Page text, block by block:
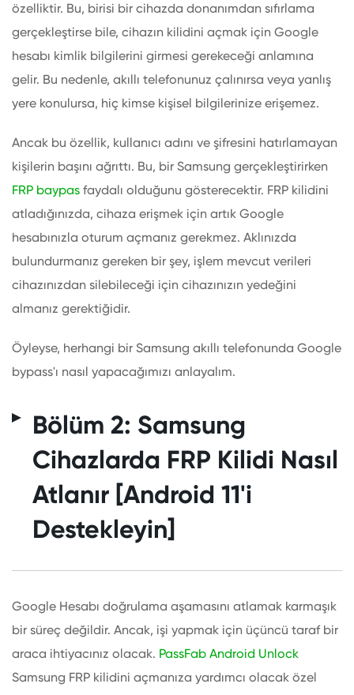
özelliktir. Bu, birisi bir cihazda donanımdan sıfırlama
gerçekleştirse bile, cihazın kilidini açmak için Google
hesabı kimlik bilgilerini girmesi gerekeceği anlamına
gelir. Bu nedenle, akıllı telefonunuz çalınırsa veya yanlış
yere konulursa, hiç kimse kişisel bilgilerinize erişemez.
Ancak bu özellik, kullanıcı adını ve şifresini hatırlamayan
kişilerin başını ağrıttı. Bu, bir Samsung gerçekleştirirken
FRP baypas faydalı olduğunu gösterecektir. FRP kilidini
atladığınızda, cihaza erişmek için artık Google
hesabınızla oturum açmanız gerekmez. Aklınızda
bulundurmanız gereken bir şey, işlem mevcut verileri
cihazınızdan silebileceği için cihazınızın yedeğini
almanız gerektiğidir.
Öyleyse, herhangi bir Samsung akıllı telefonunda Google
bypass'ı nasıl yapacağımızı anlayalım.
Bölüm 2: Samsung
Cihazlarda FRP Kilidi Nasıl
Atlanır [Android 11'i
Destekleyin]
Google Hesabı doğrulama aşamasını atlamak karmaşık
bir süreç değildir. Ancak, işi yapmak için üçüncü taraf bir
araca ihtiyacınız olacak. PassFab Android Unlock
Samsung FRP kilidini açmanıza yardımcı olacak özel